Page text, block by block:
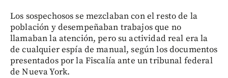
Los sospechosos se mezclaban con el resto de la
población y desempeñaban trabajos que no
llamaban la atención, pero su actividad real era la
de cualquier espía de manual, según los documentos
presentados por la Fiscalía ante un tribunal federal
de Nueva York.